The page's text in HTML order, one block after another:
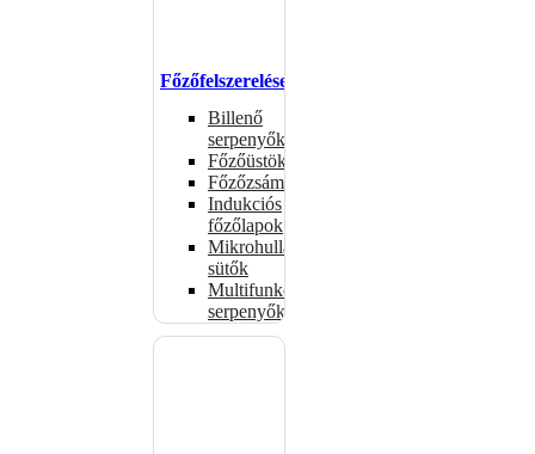
Főzőfelszerelések
Billenő
serpenyők
Főzőüstök
Főzőzsámolyok
Indukciós
főzőlapok
Mikrohullámú
sütők
Multifunkciós
serpenyők